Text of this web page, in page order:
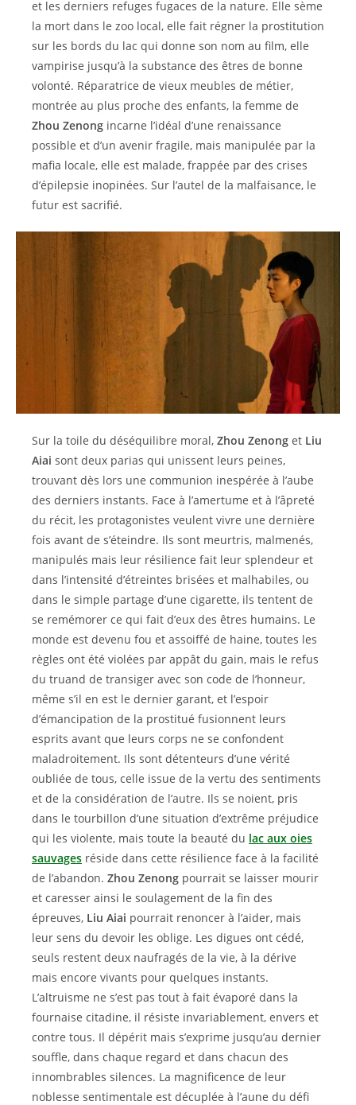
et les derniers refuges fugaces de la nature. Elle sème
la mort dans le zoo local, elle fait régner la prostitution
sur les bords du lac qui donne son nom au film, elle
vampirise jusqu’à la substance des êtres de bonne
volonté. Réparatrice de vieux meubles de métier,
montrée au plus proche des enfants, la femme de
Zhou Zenong incarne l’idéal d’une renaissance
possible et d’un avenir fragile, mais manipulée par la
mafia locale, elle est malade, frappée par des crises
d’épilepsie inopinées. Sur l’autel de la malfaisance, le
futur est sacrifié.
Sur la toile du déséquilibre moral, Zhou Zenong et Liu
Aiai sont deux parias qui unissent leurs peines,
trouvant dès lors une communion inespérée à l’aube
des derniers instants. Face à l’amertume et à l’âpreté
du récit, les protagonistes veulent vivre une dernière
fois avant de s’éteindre. Ils sont meurtris, malmenés,
manipulés mais leur résilience fait leur splendeur et
dans l’intensité d’étreintes brisées et malhabiles, ou
dans le simple partage d’une cigarette, ils tentent de
se remémorer ce qui fait d’eux des êtres humains. Le
monde est devenu fou et assoiffé de haine, toutes les
règles ont été violées par appât du gain, mais le refus
du truand de transiger avec son code de l’honneur,
même s’il en est le dernier garant, et l’espoir
d’émancipation de la prostitué fusionnent leurs
esprits avant que leurs corps ne se confondent
maladroitement. Ils sont détenteurs d’une vérité
oubliée de tous, celle issue de la vertu des sentiments
et de la considération de l’autre. Ils se noient, pris
dans le tourbillon d’une situation d’extrême préjudice
qui les violente, mais toute la beauté du lac aux oies
sauvages réside dans cette résilience face à la facilité
de l’abandon. Zhou Zenong pourrait se laisser mourir
et caresser ainsi le soulagement de la fin des
épreuves, Liu Aiai pourrait renoncer à l’aider, mais
leur sens du devoir les oblige. Les digues ont cédé,
seuls restent deux naufragés de la vie, à la dérive
mais encore vivants pour quelques instants.
L’altruisme ne s’est pas tout à fait évaporé dans la
fournaise citadine, il résiste invariablement, envers et
contre tous. Il dépérit mais s’exprime jusqu’au dernier
souffle, dans chaque regard et dans chacun des
innombrables silences. La magnificence de leur
noblesse sentimentale est décuplée à l’aune du défi